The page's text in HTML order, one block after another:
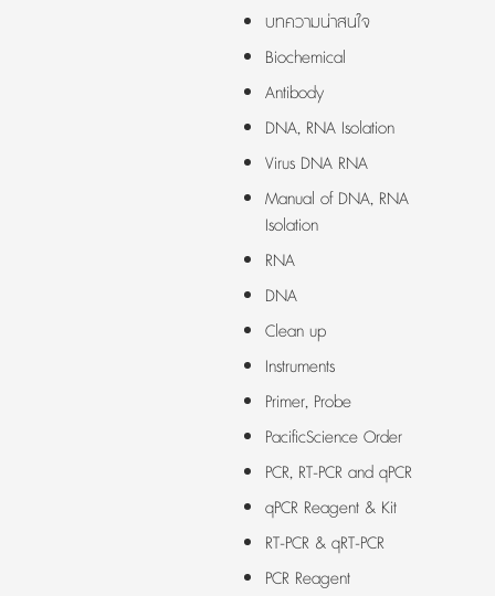
บทความน่าสนใจ
Biochemical
Antibody
DNA, RNA Isolation
Virus DNA RNA
Manual of DNA, RNA
Isolation
RNA
DNA
Clean up
Instruments
Primer, Probe
PacificScience Order
PCR, RT-PCR and qPCR
qPCR Reagent & Kit
RT-PCR & qRT-PCR
PCR Reagent